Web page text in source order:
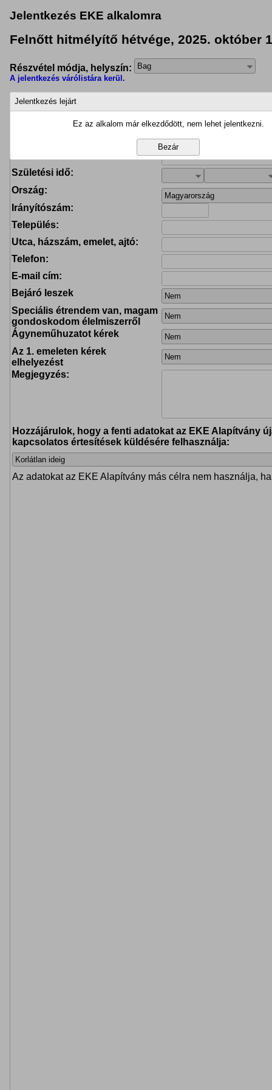
Jelentkezés EKE alkalomra
Felnőtt hitmélyítő hétvége, 2025. október
Részvétel módja, helyszín:
Bag
A jelentkezés várólistára kerül.
Születési idő:
Ország:
Magyarország
Irányítószám:
Település:
Utca, házszám, emelet, ajtó:
Telefon:
E-mail cím:
Bejáró leszek
Nem
Speciális étrendem van, magam
gondoskodom élelmiszerről
Nem
Ágyneműhuzatot kérek Nem
Az 1. emeleten kérek
elhelyezést
Nem
Megjegyzés:
Hozzájárulok, hogy a fenti adatokat az EKE Alapítvány
kapcsolatos értesítések küldésére felhasználja:
Korlátlan ideig
Az adatokat az EKE Alapítvány más célra nem használja,
Jelentkezés lejárt
Ez az alkalom már elkezdődött, nem lehet jelentkezni.